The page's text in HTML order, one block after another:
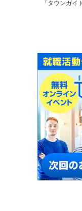
「タウンガイ